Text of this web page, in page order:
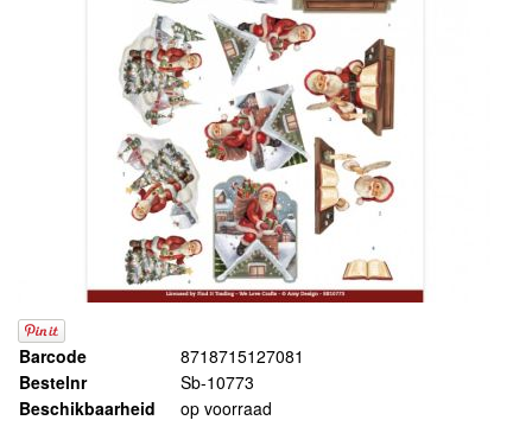
Barcode
8718715127081
Bestelnr
Sb-10773
Beschikbaarheid
op voorraad